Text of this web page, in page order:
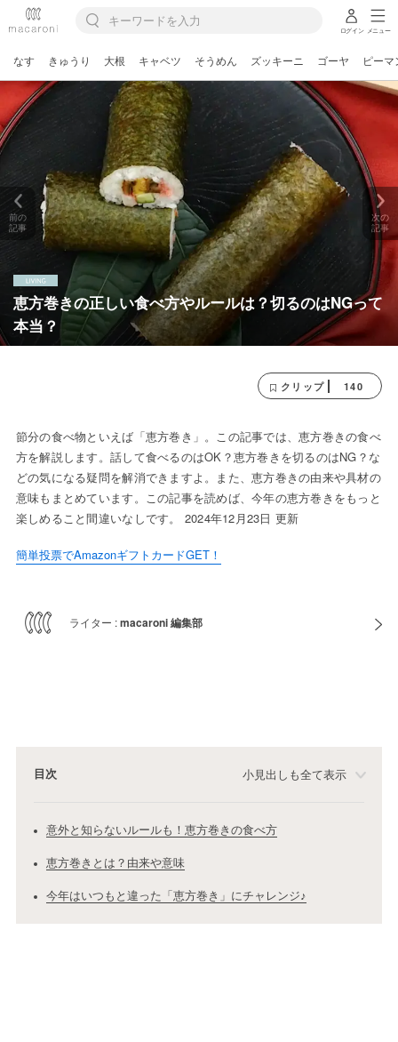
ログイン メニュー
なす きゅうり 大根 キャベツ そうめん ズッキーニ ゴーヤ ピーマ
恵方巻きの正しい食べ方やルールは？切るのはNGって
本当？
前の
記事
次の
記事
クリップ 140
節分の食べ物といえば「恵方巻き」。この記事では、恵方巻きの食べ
方を解説します。話して食べるのはOK？恵方巻きを切るのはNG？な
どの気になる疑問を解消できますよ。また、恵方巻きの由来や具材の
意味もまとめています。この記事を読めば、今年の恵方巻きをもっと
楽しめること間違いなしです。 2024年12月23日 更新
簡単投票でAmazonギフトカードGET！
ライター :macaroni 編集部
目次 小見出しも全て表示
意外と知らないルールも！恵方巻きの食べ方
恵方巻きとは？由来や意味
今年はいつもと違った「恵方巻き」にチャレンジ♪